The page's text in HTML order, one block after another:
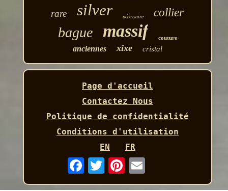
rare silver nécessaire collier
bague massif couture
anciennes xixe cristal
Page d'accueil
Contactez Nous
Politique de confidentialité
Conditions d'utilisation
EN
FR